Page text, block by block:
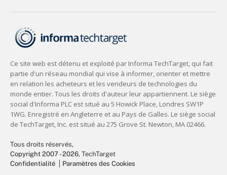
Tous droits réservés,
Copyright 2007 - 2026, TechTarget
Confidentialité
Paramètres des Cookies